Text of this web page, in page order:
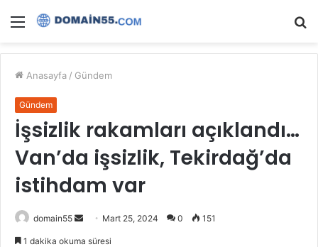
Menü
Anasayfa / Gündem
Gündem
İşsizlik rakamları açıklandı…
Van’da işsizlik, Tekirdağ’da
istihdam var
domain55
Bir
Mart 25, 2024 0 151
1 dakika okuma süresi